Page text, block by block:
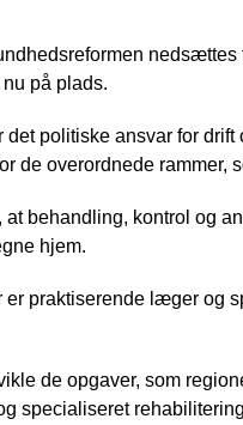
på plads.
politiske ansvar for
de overordnede rammer,
at behandling, kontrol og
hjem.
er praktiserende læger
de opgaver, som
specialiseret